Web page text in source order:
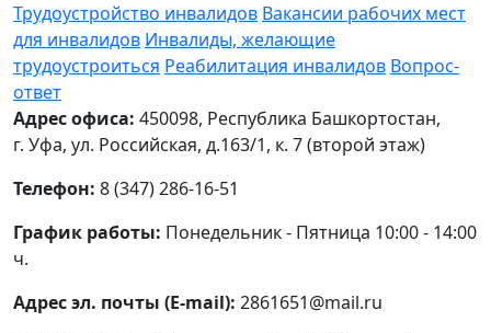
Трудоустройство инвалидов Вакансии рабочих мест
для инвалидов Инвалиды, желающие
трудоустроиться Реабилитация инвалидов Вопрос-
ответ
Адрес офиса: 450098, Республика Башкортостан,
г. Уфа, ул. Российская, д.163/1, к. 7 (второй этаж)
Телефон: 8 (347) 286-16-51
График работы: Понедельник - Пятница 10:00 - 14:00
ч.
Адрес эл. почты (E-mail): 2861651@mail.ru